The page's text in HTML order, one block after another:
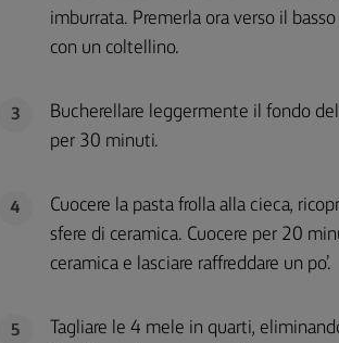
imburrata. Premerla ora verso il
con un coltellino.
3
Bucherellare leggermente il fondo
per 30 minuti.
4
Cuocere la pasta frolla alla cieca,
sfere di ceramica. Cuocere per 20
ceramica e lasciare raffreddare un po’.
5
Tagliare le 4 mele in quarti,